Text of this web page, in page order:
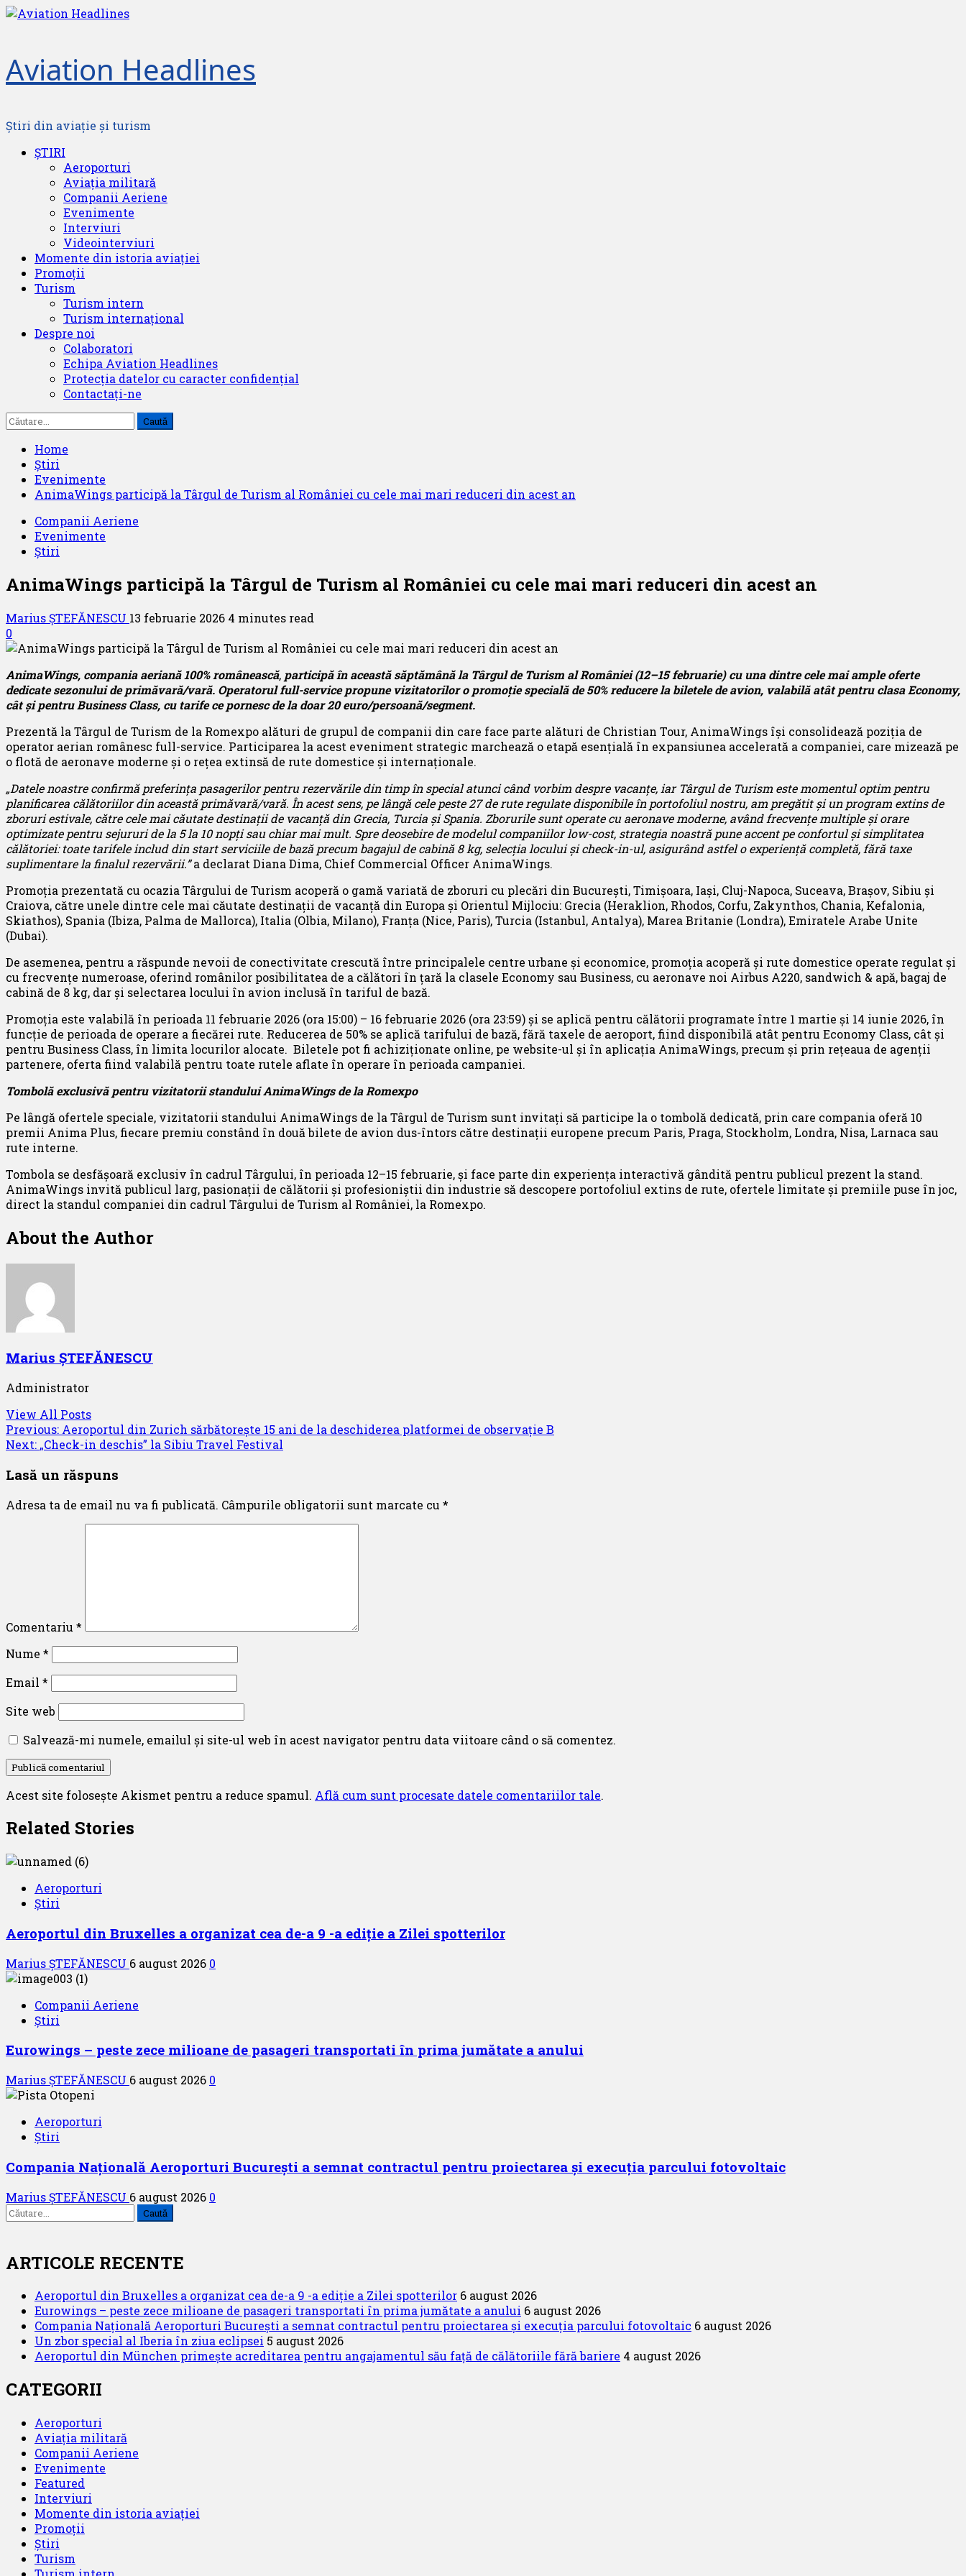
Skip
Aviation Headlines
Știri din aviație și turism
Primary
ȘTIRI
Aeroporturi
Aviația militară
Companii Aeriene
Evenimente
Interviuri
Videointerviuri
Momente din istoria aviației
Promoții
Turism
Turism intern
Turism internațional
Despre noi
Colaboratori
Echipa Aviation Headlines
Protecția datelor cu caracter confidențial
Contactați-ne
Caută
după:
Home
Știri
Evenimente
AnimaWings participă la Târgul de Turism al României cu cele mai mari reduceri din acest an
Companii Aeriene
Evenimente
Știri
AnimaWings participă la Târgul de Turism al României cu cele mai mari reduceri din acest an
Marius ȘTEFĂNESCU 13 februarie 2026 4 minutes read
0
AnimaWings, compania aeriană 100% românească, participă în această săptămână la Târgul de Turism al României (12–15 februarie) cu una dintre cele mai ample oferte
dedicate sezonului de primăvară/vară. Operatorul full-service propune vizitatorilor o promoție specială de 50% reducere la biletele de avion, valabilă atât pentru clasa Economy,
cât și pentru Business Class, cu tarife ce pornesc de la doar 20 euro/persoană/segment.
Prezentă la Târgul de Turism de la Romexpo alături de grupul de companii din care face parte alături de Christian Tour, AnimaWings își consolidează poziția de
operator aerian românesc full-service. Participarea la acest eveniment strategic marchează o etapă esențială în expansiunea accelerată a companiei, care mizează pe
o flotă de aeronave moderne și o rețea extinsă de rute domestice și internaționale.
„Datele noastre confirmă preferința pasagerilor pentru rezervările din timp în special atunci când vorbim despre vacanţe, iar Târgul de Turism este momentul optim pentru
planificarea călătoriilor din această primăvară/vară. În acest sens, pe lângă cele peste 27 de rute regulate disponibile în portofoliul nostru, am pregătit și un program extins de
zboruri estivale, către cele mai căutate destinații de vacanță din Grecia, Turcia şi Spania. Zborurile sunt operate cu aeronave moderne, având frecvențe multiple și orare
optimizate pentru sejururi de la 5 la 10 nopți sau chiar mai mult. Spre deosebire de modelul companiilor low-cost, strategia noastră pune accent pe confortul și simplitatea
călătoriei: toate tarifele includ din start serviciile de bază precum bagajul de cabină 8 kg, selecția locului și check-in-ul, asigurând astfel o experiență completă, fără taxe
suplimentare la finalul rezervării.”a declarat Diana Dima, Chief Commercial Officer AnimaWings.
Promoția prezentată cu ocazia Târgului de Turism acoperă o gamă variată de zboruri cu plecări din București, Timișoara, Iași, Cluj-Napoca, Suceava, Braşov, Sibiu și
Craiova, către unele dintre cele mai căutate destinații de vacanță din Europa și Orientul Mijlociu: Grecia (Heraklion, Rhodos, Corfu, Zakynthos, Chania, Kefalonia,
Skiathos), Spania (Ibiza, Palma de Mallorca), Italia (Olbia, Milano), Franța (Nice, Paris), Turcia (Istanbul, Antalya), Marea Britanie (Londra), Emiratele Arabe Unite
(Dubai).
De asemenea, pentru a răspunde nevoii de conectivitate crescută între principalele centre urbane și economice, promoția acoperă și rute domestice operate regulat şi
cu frecvenţe numeroase, oferind românilor posibilitatea de a călători în țară la clasele Economy sau Business, cu aeronave noi Airbus A220, sandwich & apă, bagaj de
cabină de 8 kg, dar și selectarea locului în avion inclusă în tariful de bază.
Promoția este valabilă în perioada 11 februarie 2026 (ora 15:00) – 16 februarie 2026 (ora 23:59) și se aplică pentru călătorii programate între 1 martie și 14 iunie 2026, în
funcție de perioada de operare a fiecărei rute. Reducerea de 50% se aplică tarifului de bază, fără taxele de aeroport, fiind disponibilă atât pentru Economy Class, cât și
pentru Business Class, în limita locurilor alocate. Biletele pot fi achiziționate online, pe website-ul și în aplicația AnimaWings, precum și prin rețeaua de agenții
partenere, oferta fiind valabilă pentru toate rutele aflate în operare în perioada campaniei.
Tombolă exclusivă pentru vizitatorii standului AnimaWings de la Romexpo
Pe lângă ofertele speciale, vizitatorii standului AnimaWings de la Târgul de Turism sunt invitați să participe la o tombolă dedicată, prin care compania oferă 10
premii Anima Plus, fiecare premiu constând în două bilete de avion dus-întors către destinații europene precum Paris, Praga, Stockholm, Londra, Nisa, Larnaca sau
rute interne.
Tombola se desfășoară exclusiv în cadrul Târgului, în perioada 12–15 februarie, și face parte din experiența interactivă gândită pentru publicul prezent la stand.
AnimaWings invită publicul larg, pasionații de călătorii și profesioniștii din industrie să descopere portofoliul extins de rute, ofertele limitate și premiile puse în joc,
direct la standul companiei din cadrul Târgului de Turism al României, la Romexpo.
About the Author
Marius ȘTEFĂNESCU
Administrator
View All Posts
Post
navigation
Previous: Aeroportul din Zurich sărbătorește 15 ani de la deschiderea platformei de observație B
Next: „Check-in deschis” la Sibiu Travel Festival
Lasă un răspuns
Adresa ta de email nu va fi publicată. Câmpurile obligatorii sunt marcate cu *
Comentariu *
Nume *
Email *
Site web
Salvează-mi numele, emailul și site-ul web în acest navigator pentru data viitoare când o să comentez.
Acest site folosește Akismet pentru a reduce spamul. Află cum sunt procesate datele comentariilor tale.
Related Stories
Aeroporturi
Știri
Aeroportul din Bruxelles a organizat cea de-a 9 -a ediție a Zilei spotterilor
Marius ȘTEFĂNESCU 6 august 2026 0
Companii Aeriene
Știri
Eurowings – peste zece milioane de pasageri transportati în prima jumătate a anului
Marius ȘTEFĂNESCU 6 august 2026 0
Aeroporturi
Știri
Compania Națională Aeroporturi București a semnat contractul pentru proiectarea și execuția parcului fotovoltaic
Marius ȘTEFĂNESCU 6 august 2026 0
Caută
după:
ARTICOLE RECENTE
Aeroportul din Bruxelles a organizat cea de-a 9 -a ediție a Zilei spotterilor 6 august 2026
Eurowings – peste zece milioane de pasageri transportati în prima jumătate a anului 6 august 2026
Compania Națională Aeroporturi București a semnat contractul pentru proiectarea și execuția parcului fotovoltaic 6 august 2026
Un zbor special al Iberia în ziua eclipsei 5 august 2026
Aeroportul din München primește acreditarea pentru angajamentul său față de călătoriile fără bariere 4 august 2026
CATEGORII
Aeroporturi
Aviația militară
Companii Aeriene
Evenimente
Featured
Interviuri
Momente din istoria aviației
Promoții
Știri
Turism